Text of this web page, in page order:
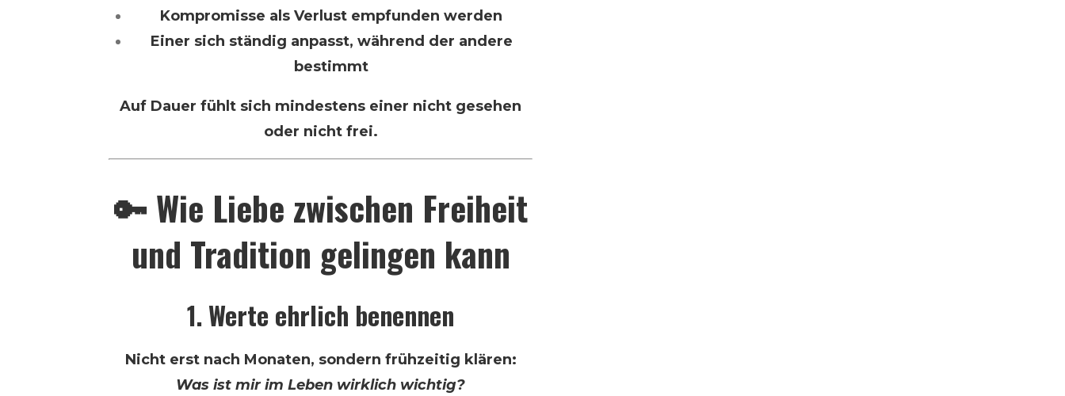
Kompromisse als Verlust empfunden werden
Einer sich ständig anpasst, während der andere
bestimmt
Auf Dauer fühlt sich mindestens einer nicht gesehen
oder nicht frei.
🔑 Wie Liebe zwischen Freiheit
und Tradition gelingen kann
1. Werte ehrlich benennen
Nicht erst nach Monaten, sondern frühzeitig klären:
Was ist mir im Leben wirklich wichtig?